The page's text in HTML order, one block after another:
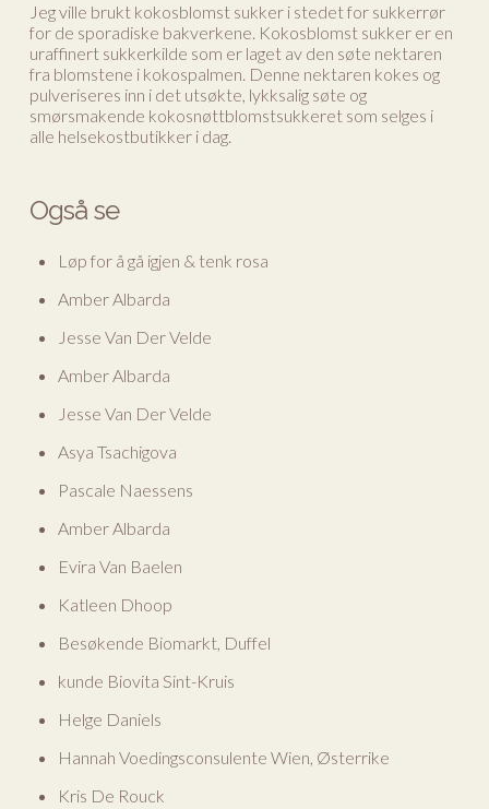
Jeg ville brukt kokosblomst sukker i stedet for sukkerrør
for de sporadiske bakverkene. Kokosblomst sukker er en
uraffinert sukkerkilde som er laget av den søte nektaren
fra blomstene i kokospalmen. Denne nektaren kokes og
pulveriseres inn i det utsøkte, lykksalig søte og
smørsmakende kokosnøttblomstsukkeret som selges i
alle helsekostbutikker i dag.
Også se
Løp for å gå igjen & tenk rosa
Amber Albarda
Jesse Van Der Velde
Amber Albarda
Jesse Van Der Velde
Asya Tsachigova
Pascale Naessens
Amber Albarda
Evira Van Baelen
Katleen Dhoop
Besøkende Biomarkt, Duffel
kunde Biovita Sint-Kruis
Helge Daniels
Hannah Voedingsconsulente Wien, Østerrike
Kris De Rouck